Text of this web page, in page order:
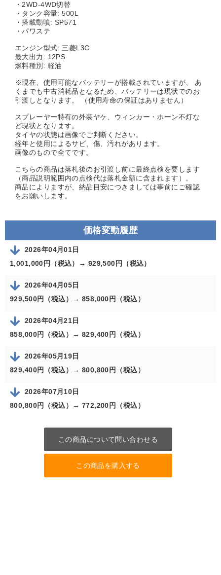
・2WD-4WD切替
・タンク容量: 500L
・搭載動噴: SP571
・パワステ
エンジン型式: 三菱L3C
最大出力: 12PS
燃料種別: 軽油
※現在、使用可能なバッテリーが搭載されていますが、 あ
くまでも中古消耗品となるため、バッテリーは現状でのお
引渡しとなります。 （使用寿命の保証はありません）
スプレーヤー特有の外装ヤケ、ウィンカー・ホーン不灯な
ど現状となります。
タイヤの状態は画像でご判断ください。
経年と使用によるサビ、傷、汚れがあります。
画像のもので全てです。
こちらの商品は落札後のお引渡し前に最終点検を要します
（商品説明範囲内の点検代は落札金額に含まれます）。
商品によりますが、納品目安につきましては事前にご確認
をお願いします。
価格変動履歴
2026年04月01日
1,001,000円（税込）→ 929,500円（税込）
2026年04月05日
929,500円（税込）→ 858,000円（税込）
2026年04月21日
858,000円（税込）→ 829,400円（税込）
2026年05月19日
829,400円（税込）→ 800,800円（税込）
2026年07月10日
800,800円（税込）→ 772,200円（税込）
この商品について問い合わせる
この商品を購入する